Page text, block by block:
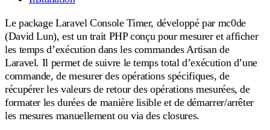
Le package Laravel Console Timer, développé par mc0de
(David Lun), est un trait PHP conçu pour mesurer et afficher
les temps d’exécution dans les commandes Artisan de
Laravel. Il permet de suivre le temps total d’exécution d’une
commande, de mesurer des opérations spécifiques, de
récupérer les valeurs de retour des opérations mesurées, de
formater les durées de manière lisible et de démarrer/arrêter
les mesures manuellement ou via des closures.